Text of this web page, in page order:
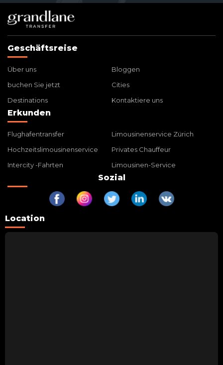
Geschäftsreise
Über uns
Bloggen
buchen Sie jetzt
Cities
Destinations
Kontaktiere uns
Erkunden
Flughafentransfer
Limousinenservice Zürich
Hochzeitslimousinenservice
Privates Chauffeur
Intercity -Fahrten
Limousinen-Service
Sozial
Location